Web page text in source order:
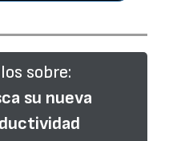
sobre:
su nueva